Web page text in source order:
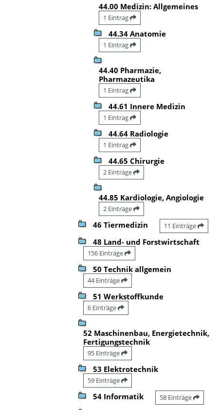
44.00 Medizin: Allgemeines
1 Eintrag
44.34 Anatomie
1 Eintrag
44.40 Pharmazie,
Pharmazeutika
1 Eintrag
44.61 Innere Medizin
1 Eintrag
44.64 Radiologie
1 Eintrag
44.65 Chirurgie
2 Einträge
44.85 Kardiologie, Angiologie
2 Einträge
46 Tiermedizin 11 Einträge
48 Land- und Forstwirtschaft
156 Einträge
50 Technik allgemein
44 Einträge
51 Werkstoffkunde
6 Einträge
52 Maschinenbau, Energietechnik,
Fertigungstechnik
95 Einträge
53 Elektrotechnik
59 Einträge
54 Informatik 58 Einträge